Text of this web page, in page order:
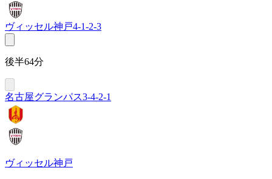
ヴィッセル神戸4-1-2-3
後半64分
名古屋グランパス3-4-2-1
ヴィッセル神戸